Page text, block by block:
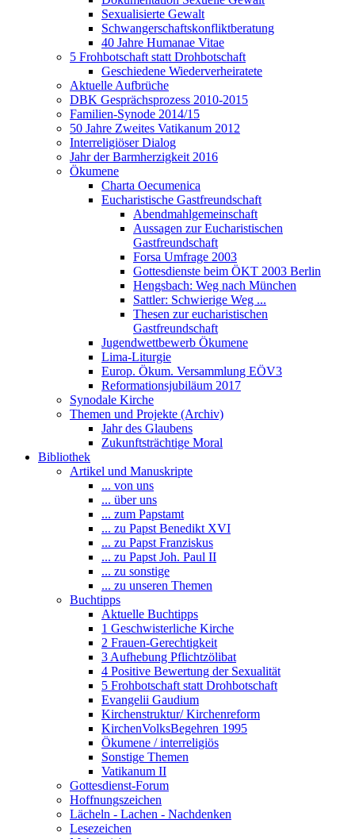
Sexualisierte Gewalt
Schwangerschaftskonfliktberatung
40 Jahre Humanae Vitae
5 Frohbotschaft statt Drohbotschaft
Geschiedene Wiederverheiratete
Aktuelle Aufbrüche
DBK Gesprächsprozess 2010-2015
Familien-Synode 2014/15
50 Jahre Zweites Vatikanum 2012
Interreligiöser Dialog
Jahr der Barmherzigkeit 2016
Ökumene
Charta Oecumenica
Eucharistische Gastfreundschaft
Abendmahlgemeinschaft
Aussagen zur Eucharistischen
Gastfreundschaft
Forsa Umfrage 2003
Gottesdienste beim ÖKT 2003 Berlin
Hengsbach: Weg nach München
Sattler: Schwierige Weg ...
Thesen zur eucharistischen
Gastfreundschaft
Jugendwettbewerb Ökumene
Lima-Liturgie
Europ. Ökum. Versammlung EÖV3
Reformationsjubiläum 2017
Synodale Kirche
Themen und Projekte (Archiv)
Jahr des Glaubens
Zukunftsträchtige Moral
Bibliothek
Artikel und Manuskripte
... von uns
... über uns
... zum Papstamt
... zu Papst Benedikt XVI
... zu Papst Franziskus
... zu Papst Joh. Paul II
... zu sonstige
... zu unseren Themen
Buchtipps
Aktuelle Buchtipps
1 Geschwisterliche Kirche
2 Frauen-Gerechtigkeit
3 Aufhebung Pflichtzölibat
4 Positive Bewertung der Sexualität
5 Frohbotschaft statt Drohbotschaft
Evangelii Gaudium
Kirchenstruktur/ Kirchenreform
KirchenVolksBegehren 1995
Ökumene / interreligiös
Sonstige Themen
Vatikanum II
Gottesdienst-Forum
Hoffnungszeichen
Lächeln - Lachen - Nachdenken
Lesezeichen